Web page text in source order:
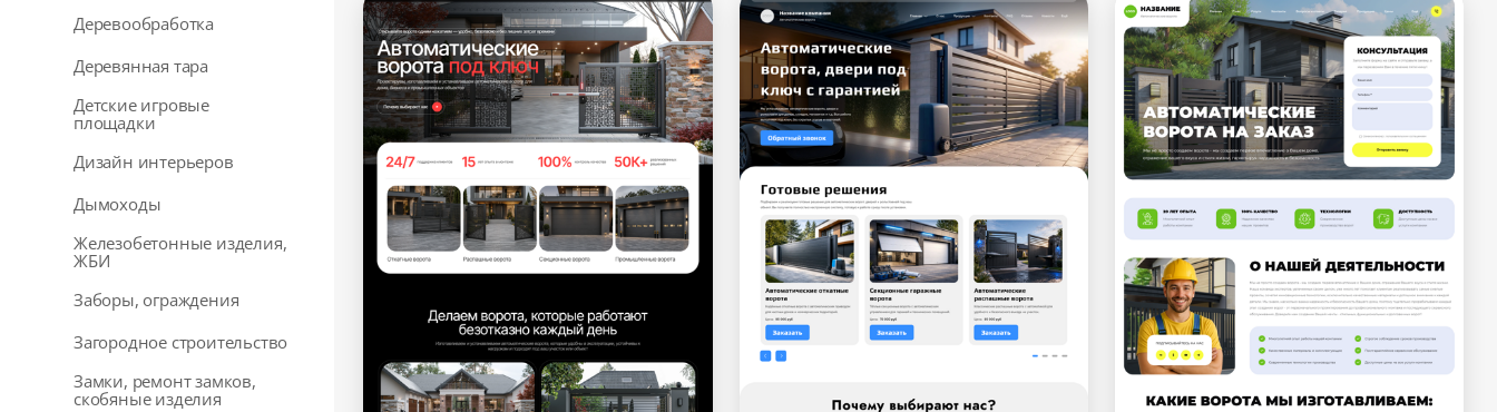
Деревообработка
Деревянная тара
Детские игровые
площадки
Дизайн интерьеров
Дымоходы
Железобетонные изделия,
ЖБИ
Заборы, ограждения
Загородное строительство
Замки, ремонт замков,
скобяные изделия